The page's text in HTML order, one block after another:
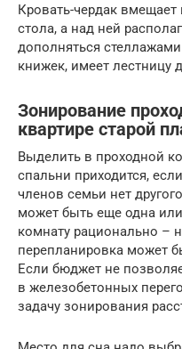
Кровать-чердак
стола, а над ней
дополняться
книжек, имеет лестницу
Зонирование
квартире старой
Выделить в проходной
спальни приходится,
членов семьи нет
может быть еще одна
комнату рационально –
перепланировка может
Если бюджет не
в железобетонных
задачу зонирования